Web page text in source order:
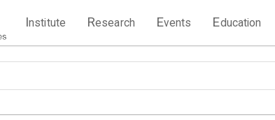
Institute Research Events Education